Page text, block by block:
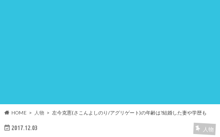
HOME 人物 左今克憲(さこんよしのり/アグリゲート)の年齢は?結婚した妻や学歴も
2017.12.03 人物